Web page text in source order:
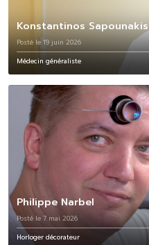
Konstantinos Sapounakis
Posté le 19 juin 2026
Médecin généraliste
Philippe Narbel
Posté le 7 mai 2026
Horloger décorateur